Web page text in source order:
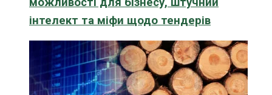
інтелект та міфи щодо тендерів